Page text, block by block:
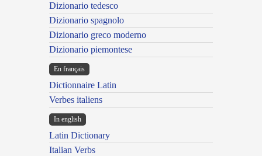
Dizionario tedesco
Dizionario spagnolo
Dizionario greco moderno
Dizionario piemontese
En français
Dictionnaire Latin
Verbes italiens
In english
Latin Dictionary
Italian Verbs